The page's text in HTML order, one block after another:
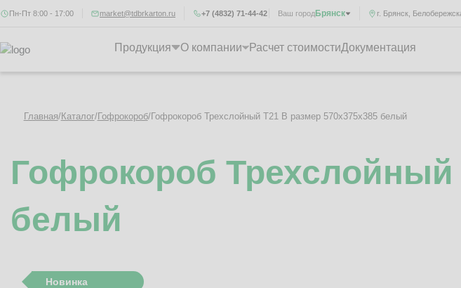
г. Брянск,
Пн-Пт 8:00 - 17:00 market@tdbrkarton.ru Ваш городБрянск
+7 (4832) 71-44-42
Продукция О компании Расчет стоимостиДокументация
Главная/Каталог/Гофрокороб/Гофрокороб Трехслойный Т21 B размер 570x375x385 белый
Гофрокороб Трехслойный
белый
Новинка